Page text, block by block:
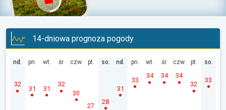
14-dniowa prognoza pogody
nd.
32
pn.
31
wt.
31
śr.
32
czw.
30
pt.
27
so.
28
nd.
31
pn.
33
wt.
34
śr.
34
czw.
34
pt.
32
so.
33